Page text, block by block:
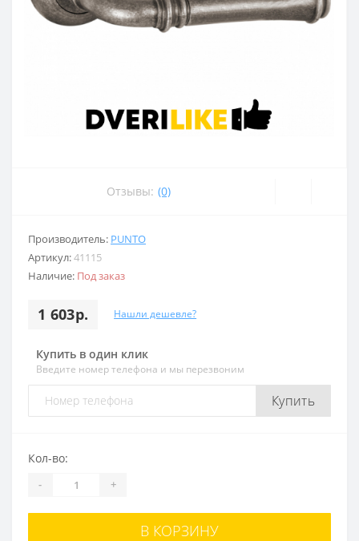
Отзывы: (0)
Производитель: PUNTO
Артикул:41115
Наличие: Под заказ
1 603р. Нашли дешевле?
Купить в один клик
Введите номер телефона и мы перезвоним
Купить
Кол-во:
- +
В КОРЗИНУ